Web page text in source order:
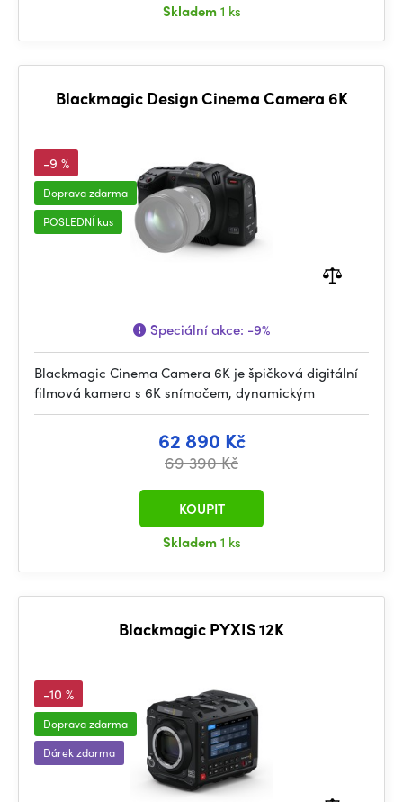
Skladem1 ks
Blackmagic Design Cinema Camera 6K
-9 %
Doprava zdarma
POSLEDNÍ kus
Speciální akce: -9%
Blackmagic Cinema Camera 6K je špičková digitální
filmová kamera s 6K snímačem, dynamickým
62 890 Kč
69 390 Kč
Skladem1 ks
KOUPIT
Blackmagic PYXIS 12K
-10 %
Doprava zdarma
Dárek zdarma